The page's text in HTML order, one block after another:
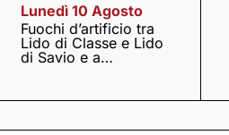
Lunedì 10 Agosto
Fuochi d’artificio tra
Lido di Classe e Lido
di Savio e a